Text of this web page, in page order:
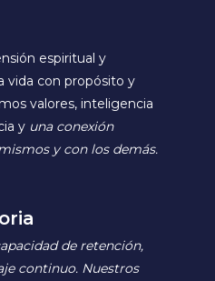
espiritual y
vida con propósito y
valores, inteligencia
y una conexión
y con los demás.
de retención,
continuo. Nuestros